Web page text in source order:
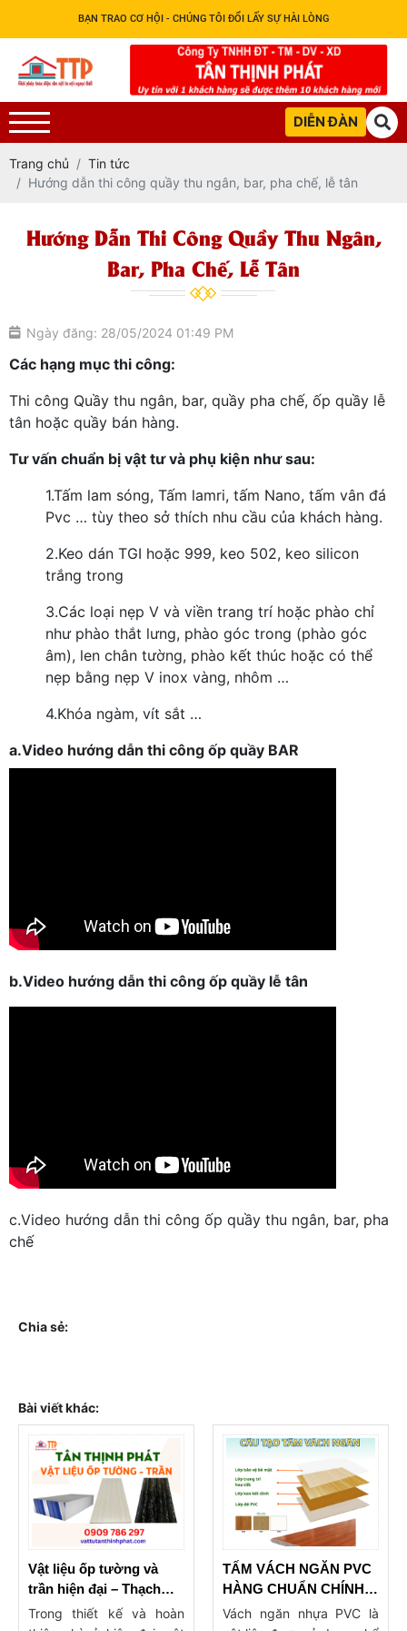
BẠN TRAO CƠ HỘI - CHÚNG TÔI ĐỔI LẤY SỰ HÀI LÒNG
DIỄN ĐÀN
Trang chủ
Tin tức
Hướng dẫn thi công quầy thu ngân, bar, pha chế, lễ tân
Hướng Dẫn Thi Công Quầy Thu Ngân,
Bar, Pha Chế, Lễ Tân
Ngày đăng: 28/05/2024 01:49 PM
Các hạng mục thi công:
Thi công Quầy thu ngân, bar, quầy pha chế, ốp quầy lễ
tân hoặc quầy bán hàng.
Tư vấn chuẩn bị vật tư và phụ kiện như sau:
1.Tấm lam sóng, Tấm lamri, tấm Nano, tấm vân đá
Pvc … tùy theo sở thích nhu cầu của khách hàng.
2.Keo dán TGI hoặc 999, keo 502, keo silicon
trắng trong
3.Các loại nẹp V và viền trang trí hoặc phào chỉ
như phào thắt lưng, phào góc trong (phào góc
âm), len chân tường, phào kết thúc hoặc có thể
nẹp bằng nẹp V inox vàng, nhôm …
4.Khóa ngàm, vít sắt …
a.Video hướng dẫn thi công ốp quầy BAR
b.Video hướng dẫn thi công ốp quầy lễ tân
c.Video hướng dẫn thi công ốp quầy thu ngân, bar, pha
chế
Chia sẻ:
Bài viết khác:
Vật liệu ốp tường và
trần hiện đại – Thạch
Cao, Nhựa PVC, Tấm
Trong thiết kế và hoàn
TẤM VÁCH NGĂN PVC
HÀNG CHUẨN CHÍNH
HÃNG GIÁ TỐT
Vách ngăn nhựa PVC là